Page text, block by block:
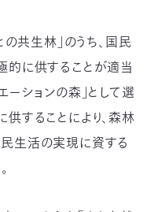
共生林」のうち、国民
的に供することが適当
ーションの森」として選
することにより、森林
生活の実現に資する